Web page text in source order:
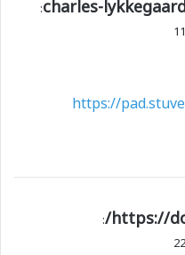
charles-
:
https://
https://
: